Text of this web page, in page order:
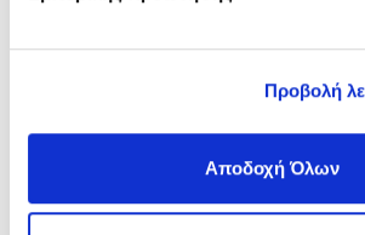
Προβολή
Αποδοχή Όλων
Κατασκευαστής: GENUINS